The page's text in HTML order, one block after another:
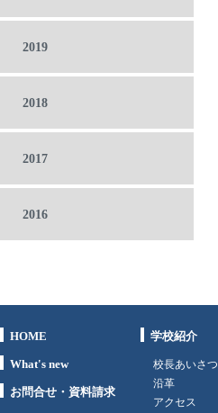
2019
2018
2017
2016
HOME
What's new
お問合せ・資料請求
学校紹介
校長あいさつ
沿革
アクセス